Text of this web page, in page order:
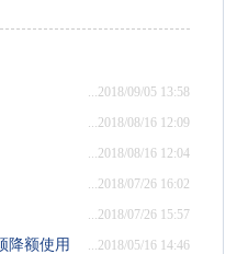
...2018/09/05 13:58
...2018/08/16 12:09
...2018/08/16 12:04
...2018/07/26 16:02
...2018/07/26 15:57
...2018/05/16 14:46
降额使用